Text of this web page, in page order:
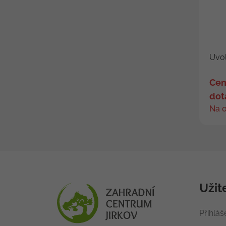
Na